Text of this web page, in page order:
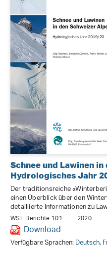
Schnee und Lawinen
Hydrologisches Jahr
Der traditionsreiche
einen Überblick über den
detaillierte Informationen zu
WSL Berichte 101 2020
Download
Verfügbare Sprachen:Deutsch,